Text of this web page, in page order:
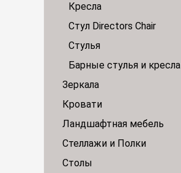
Кресла
Стул Directors Chair
Стулья
Барные стулья и кресла
Зеркала
Кровати
Ландшафтная мебель
Стеллажи и Полки
Столы